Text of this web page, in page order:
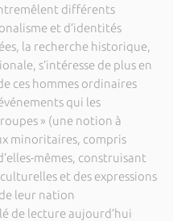
différents
et d’identités
la recherche historique,
s’intéresse de plus en
ces hommes ordinaires
qui les
» (une notion à
minoritaires, compris
mêmes, construisant
et des expressions
leur nation
de lecture aujourd’hui